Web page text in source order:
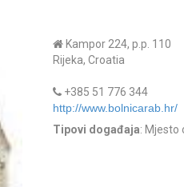
Kampor 224, p.p. 110
Rijeka, Croatia
+385 51 776 344
http://www.bolnicarab.hr/
Tipovi događaja: Mjesto